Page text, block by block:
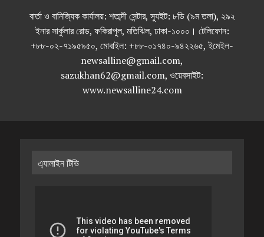
বার্তা ও বানিজ্যিক কার্যালয়: শতাব্দী সেন্টার, স্যুইট: ৮ডি (৯ম তলা), ২৯২
ইনার সার্কুলার রোড, ফকিরাপুল, মতিঝিল, ঢাকা-১০০০। টেলিফোন:
+৮৮-০২-৭১৯৫৯৫০, মোবাইল: +৮৮-০১৭৪০-৯৪২২৬৫, ইমেইল-
newsalline@gmail.com,
sazukhan62@gmail.com, ওয়েবসাইট:
www.newsalline24.com
এ্যালাইন টিভি